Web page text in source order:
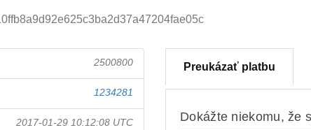
2500800
1234281
2017-01-29 10:12:08 UTC
Preukázať platbu
Dokážte niekomu, že